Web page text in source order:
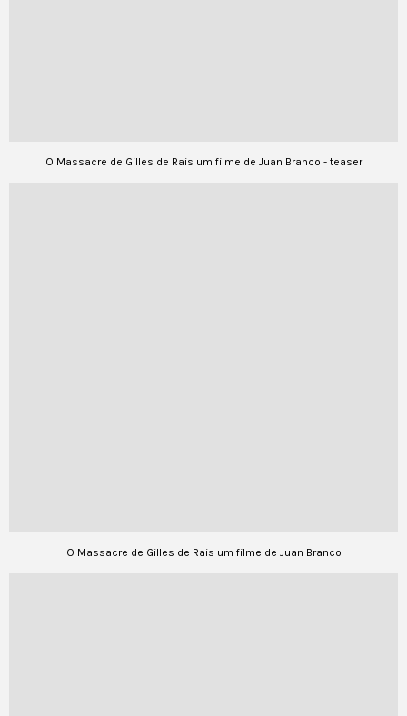
O Massacre de Gilles de Rais um filme de Juan Branco - teaser
O Massacre de Gilles de Rais um filme de Juan Branco